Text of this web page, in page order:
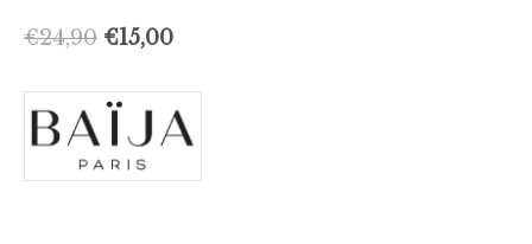
€24,90 €15,00